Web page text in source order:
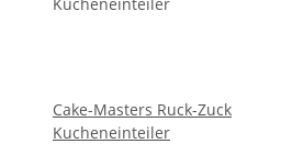
Cake-Masters Ruck-Zuck
Kucheneinteiler